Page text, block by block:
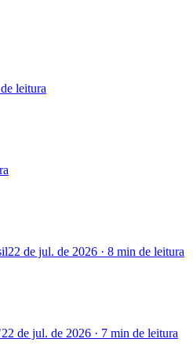
de leitura
22 de jul. de 2026 · 8 min de leitura
22 de jul. de 2026 · 7 min de leitura